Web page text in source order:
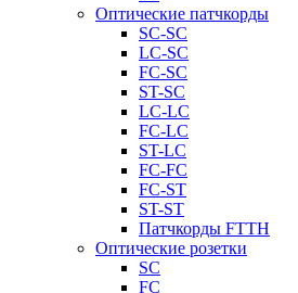
Оптические патчкорды
SC-SC
LC-SC
FC-SC
ST-SC
LC-LC
FC-LC
ST-LC
FC-FC
FC-ST
ST-ST
Патчкорды FTTH
Оптические розетки
SC
FC